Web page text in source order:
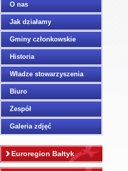
O nas
Jak działamy
Gminy członkowskie
Historia
Władze stowarzyszenia
Biuro
Zespół
Galeria zdjęć
Euroregion Bałtyk